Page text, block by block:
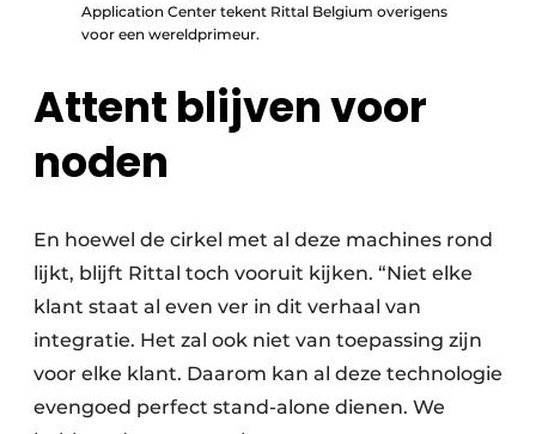
Application Center tekent Rittal Belgium overigens
voor een wereldprimeur.
Attent blijven voor
noden
En hoewel de cirkel met al deze machines rond
lijkt, blijft Rittal toch vooruit kijken. “Niet elke
klant staat al even ver in dit verhaal van
integratie. Het zal ook niet van toepassing zijn
voor elke klant. Daarom kan al deze technologie
evengoed perfect stand-alone dienen. We